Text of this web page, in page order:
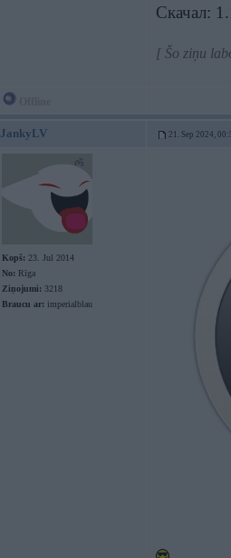
Скачал:
[ Šo ziņu
JankyLV 21. Sep 2024,
Kopš: 23. Jul 2014
No: Rīga
Ziņojumi: 3218
Braucu ar: imperialblau